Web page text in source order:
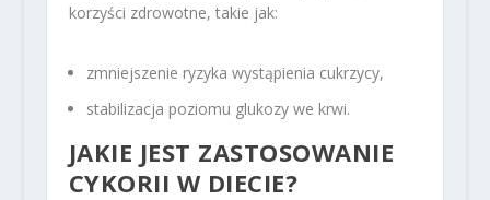
korzyści zdrowotne, takie jak:
zmniejszenie ryzyka wystąpienia cukrzycy,
stabilizacja poziomu glukozy we krwi.
JAKIE JEST ZASTOSOWANIE
CYKORII W DIECIE?